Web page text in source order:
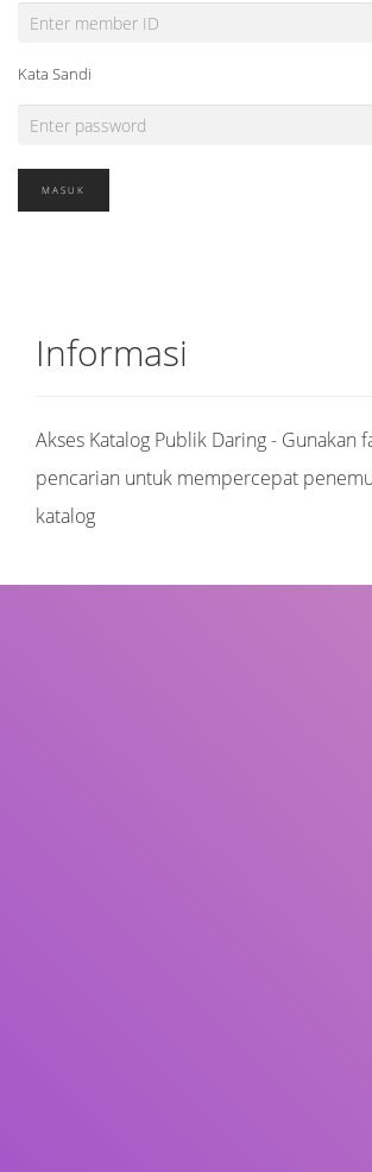
Kata Sandi
Informasi
Akses Katalog Publik Daring - Gunakan
pencarian untuk mempercepat
katalog